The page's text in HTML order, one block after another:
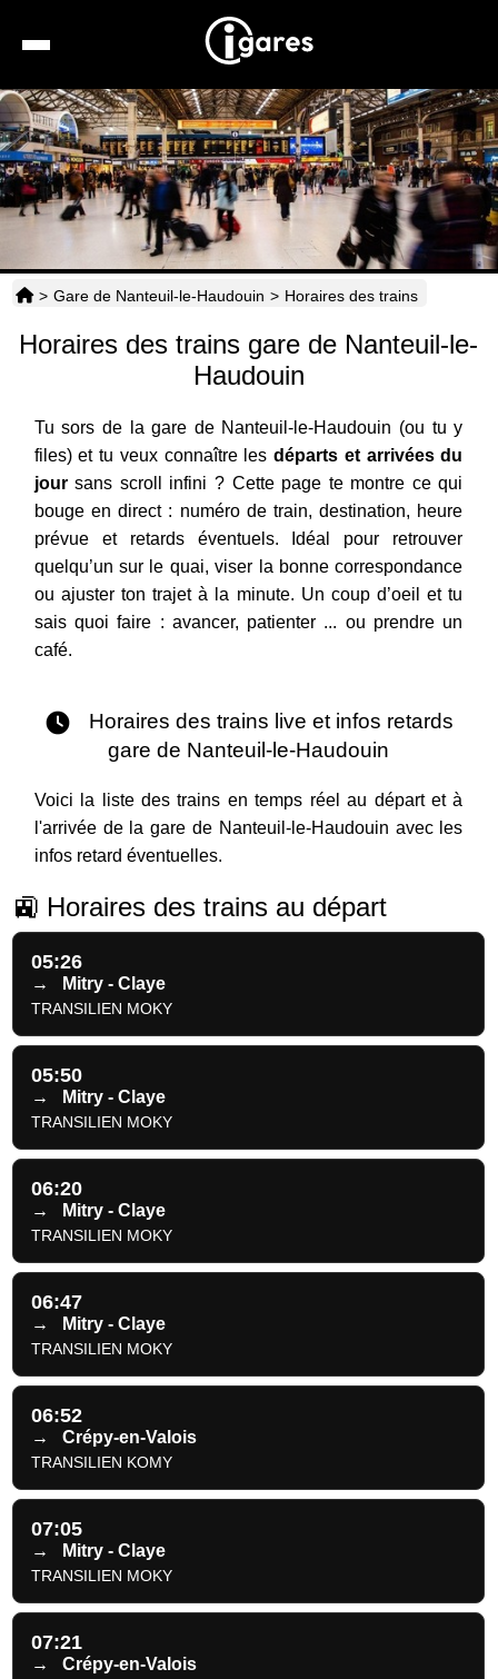
Recherche
Location de voiture
Hôtels
Horaires
> Gare de Nanteuil-le-Haudouin > Horaires des trains
Horaires des trains gare de Nanteuil-le-
Haudouin
Tu sors de la gare de Nanteuil-le-Haudouin (ou tu y
files) et tu veux connaître lesdéparts et arrivées du
joursans scroll infini ? Cette page te montre ce qui
bouge en direct : numéro de train, destination, heure
prévue et retards éventuels. Idéal pour retrouver
quelqu’un sur le quai, viser la bonne correspondance
ou ajuster ton trajet à la minute. Un coup d’oeil et tu
sais quoi faire : avancer, patienter ... ou prendre un
café.
Horaires des trains live et infos retards
gare de Nanteuil-le-Haudouin
Voici la liste des trains en temps réel au départ et à
l'arrivée de la gare de Nanteuil-le-Haudouin avec les
infos retard éventuelles.
🚉 Horaires des trains au départ
05:26
→ Mitry - Claye
TRANSILIEN MOKY
05:50
→ Mitry - Claye
TRANSILIEN MOKY
06:20
→ Mitry - Claye
TRANSILIEN MOKY
06:47
→ Mitry - Claye
TRANSILIEN MOKY
06:52
→ Crépy-en-Valois
TRANSILIEN KOMY
07:05
→ Mitry - Claye
TRANSILIEN MOKY
07:21
→ Crépy-en-Valois